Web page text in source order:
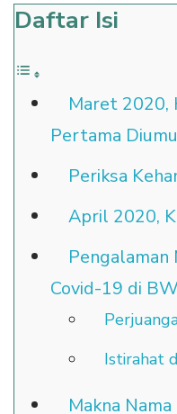
Daftar Isi
Maret 2020,
Pertama
Periksa
April 2020,
Pengalaman
Covid-19 di
Istirahat
Makna